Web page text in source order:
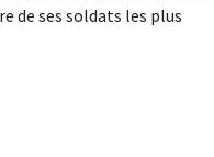
de ses soldats les plus